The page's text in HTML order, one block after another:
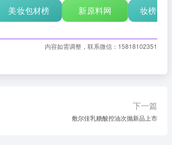
美妆包材榜 新原料网 妆榜行
内容如需调整，联系微信：15818102351
下一篇
敷尔佳乳糖酸控油次抛新品上市